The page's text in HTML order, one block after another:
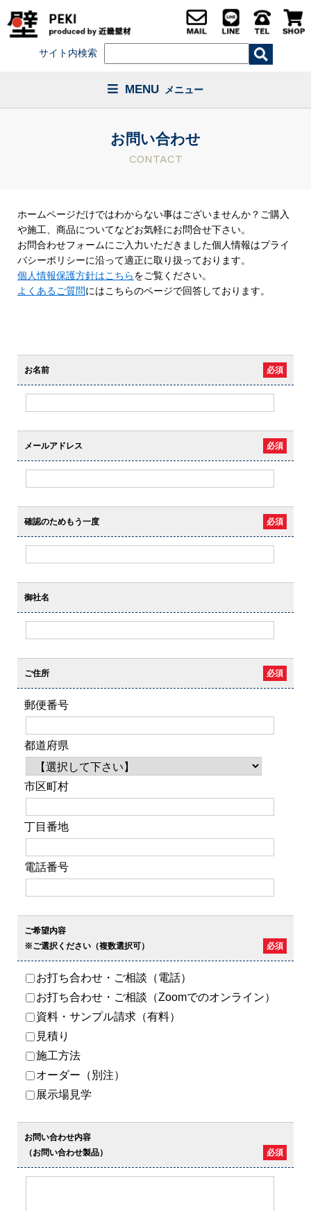
サイト内検索
MENU メニュー
お問い合わせ
CONTACT
ホームページだけではわからない事はございませんか？ご購入
や施工、商品についてなどお気軽にお問合せ下さい。
お問合わせフォームにご入力いただきました個人情報はプライ
バシーポリシーに沿って適正に取り扱っております。
個人情報保護方針はこちらをご覧ください。
よくあるご質問にはこちらのページで回答しております。
お名前 必須
メールアドレス 必須
確認のためもう一度 必須
御社名
ご住所 必須
郵便番号
都道府県
市区町村
丁目番地
電話番号
ご希望内容
※ご選択ください（複数選択可）
必須
お打ち合わせ・ご相談（電話）
お打ち合わせ・ご相談（Zoomでのオンライン）
資料・サンプル請求（有料）
見積り
施工方法
オーダー（別注）
展示場見学
お問い合わせ内容
（お問い合わせ製品）
必須